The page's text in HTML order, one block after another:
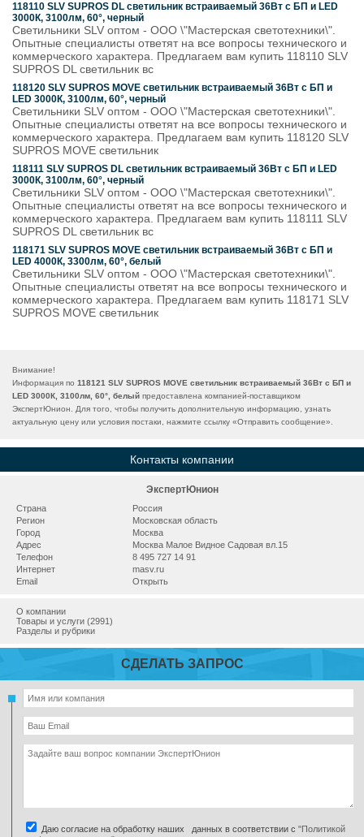
118110 SLV SUPROS DL светильник встраиваемый 36Вт с БП и LED
3000К, 3100лм, 60°, черный
Светильники SLV оптом - ООО \"Мастерская светотехники\".
Опытные специалисты ответят на все вопросы технического и
коммерческого характера. Предлагаем вам купить 118110 SLV
SUPROS DL светильник вс
118120 SLV SUPROS MOVE светильник встраиваемый 36Вт с БП и
LED 3000К, 3100лм, 60°, черный
Светильники SLV оптом - ООО \"Мастерская светотехники\".
Опытные специалисты ответят на все вопросы технического и
коммерческого характера. Предлагаем вам купить 118120 SLV
SUPROS MOVE светильник
118111 SLV SUPROS DL светильник встраиваемый 36Вт с БП и LED
3000К, 3100лм, 60°, черный
Светильники SLV оптом - ООО \"Мастерская светотехники\".
Опытные специалисты ответят на все вопросы технического и
коммерческого характера. Предлагаем вам купить 118111 SLV
SUPROS DL светильник вс
118171 SLV SUPROS MOVE светильник встраиваемый 36Вт с БП и
LED 4000К, 3300лм, 60°, белый
Светильники SLV оптом - ООО \"Мастерская светотехники\".
Опытные специалисты ответят на все вопросы технического и
коммерческого характера. Предлагаем вам купить 118171 SLV
SUPROS MOVE светильник
Внимание!
Информация по 118121 SLV SUPROS MOVE светильник встраиваемый 36Вт с БП и
LED 3000К, 3100лм, 60°, белый предоставлена компанией-поставщиком
ЭкспертЮнион. Для того, чтобы получить дополнительную информацию, узнать
актуальную цену или условия постаки, нажмите ссылку «Отправить сообщение».
Контакты компании
ЭкспертЮнион
Страна
Россия
Регион
Московская область
Город
Москва
Адрес
Москва Малое Видное Садовая вл.15
Телефон
8 495 727 14 91
Интернет
masv.ru
Email
Открыть
О компании
Товары и услуги (2991)
Разделы и рубрики
СДЕЛАТЬ ЗАПРОС
Даю согласие на обработку наших данных в соответствии с "Политикой